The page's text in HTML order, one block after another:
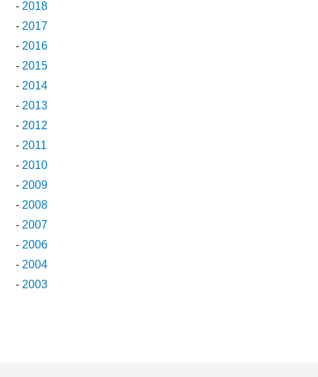
- 2018
- 2017
- 2016
- 2015
- 2014
- 2013
- 2012
- 2011
- 2010
- 2009
- 2008
- 2007
- 2006
- 2004
- 2003